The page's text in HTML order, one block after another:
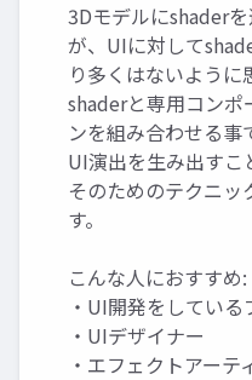
3Dモデルにshader
が、UIに対して
り多くはないように
shaderと専用コンポ
ンを組み合わせる
UI演出を生み出すこ
そのためのテクニッ
す。
こんな人におすすめ:
・UI開発をしている
・UIデザイナー
・エフェクトアーテ